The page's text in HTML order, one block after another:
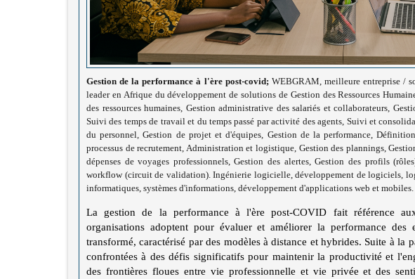
Gestion de la performance à l'ère post-covid; WEBGRAM, meilleure entreprise /
leader en Afrique du développement de solutions de Gestion des Ressources
des ressources humaines, Gestion administrative des salariés et collaborateurs,
Suivi des temps de travail et du temps passé par activité des agents, Suivi et
du personnel, Gestion de projet et d'équipes, Gestion de la performance,
processus de recrutement, Administration et logistique, Gestion des plannings,
dépenses de voyages professionnels, Gestion des alertes, Gestion des profils
workflow (circuit de validation). Ingénierie logicielle, développement de logiciels,
informatiques, systèmes d'informations, développement d'applications web et mobiles.
La gestion de la performance à l'ère post-COVID fait référence
organisations adoptent pour évaluer et améliorer la performance
transformé, caractérisé par des modèles à distance et hybrides. Suite à la
confrontées à des défis significatifs pour maintenir la productivité et
des frontières floues entre vie professionnelle et vie privée et des